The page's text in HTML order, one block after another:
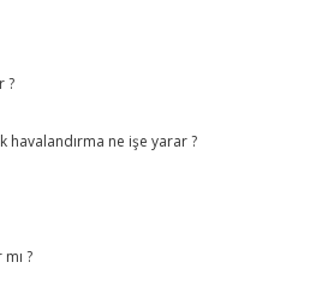
?
havalandırma ne işe yarar ?
?